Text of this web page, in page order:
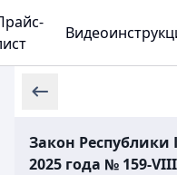
Закон Республики
2025 года № 159-